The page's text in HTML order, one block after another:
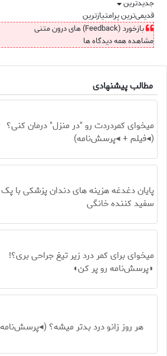
جدیدترین
قدیمی‌ترینپرامتیازترین
بازخورد (Feedback) های درون متنی
مشاهده همه دیدگاه ها
مطالب پیشنهادی
میخوای کمردردت رو "در منزل" درمان کنی؟
(◂فیلم + ◂پرسش‌نامه)
پایان دغدغه هزینه های دندان پزشکی با پک
سفید کننده خانگی
میخوای برای کمر درد زیر تیغ جراحی بری؟!
◗پرسش‌نامه رو پر کن◖
هر روز زانو درد بدتر میشه؟